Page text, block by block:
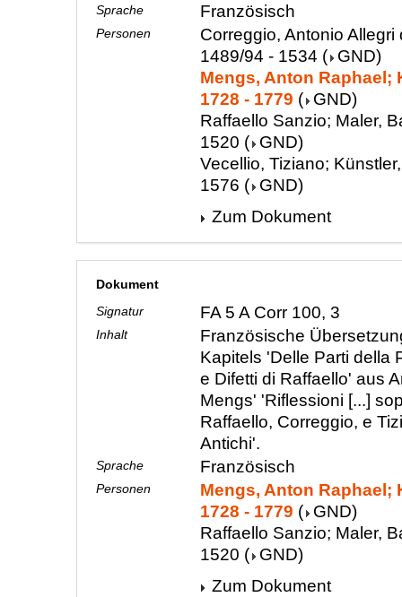
Sprache Französisch
Personen
Correggio, Antonio Allegri
1489/94 - 1534 ( GND)
Mengs, Anton Raphael;
1728 - 1779 ( GND)
Raffaello Sanzio; Maler,
1520 ( GND)
Vecellio, Tiziano;
1576 ( GND)
Zum Dokument
Dokument
Signatur
FA 5 A Corr 100, 3
Inhalt
Französische
Kapitels 'Delle Parti della
e Difetti di Raffaello' aus
Mengs' 'Riflessioni [...]
Raffaello, Correggio, e
Antichi'.
Sprache Französisch
Personen
Mengs, Anton Raphael;
1728 - 1779 ( GND)
Raffaello Sanzio; Maler,
1520 ( GND)
Zum Dokument